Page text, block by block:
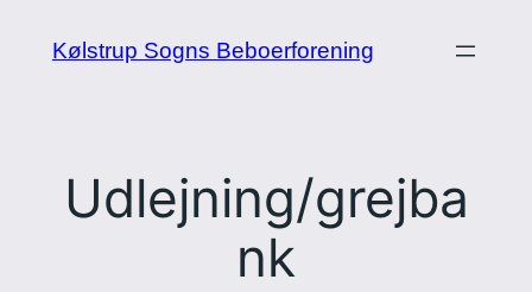
Kølstrup Sogns Beboerforening
Udlejning/grejba
nk